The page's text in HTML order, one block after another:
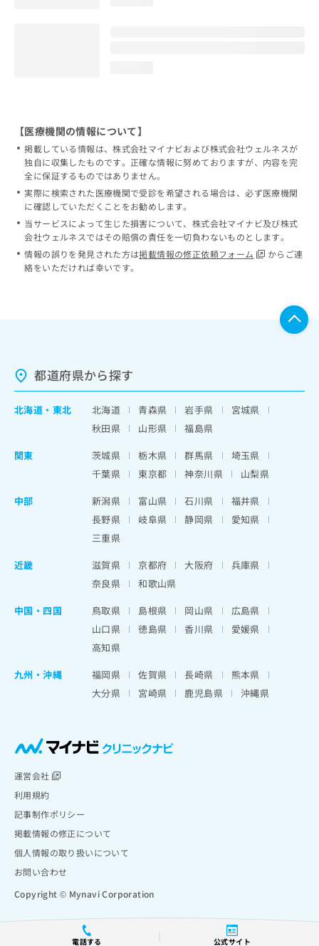
電話する 公式サイト
【医療機関の情報について】
掲載している情報は、株式会社マイナビおよび株式会社ウェルネスが
独自に収集したものです。正確な情報に努めておりますが、内容を完
全に保証するものではありません。
実際に検索された医療機関で受診を希望される場合は、必ず医療機関
に確認していただくことをお勧めします。
当サービスによって生じた損害について、株式会社マイナビ及び株式
会社ウェルネスではその賠償の責任を一切負わないものとします。
情報の誤りを発見された方は掲載情報の修正依頼フォーム
からご連
絡をいただければ幸いです。
都道府県から探す
北海道 ・ 東北 北海道 青森県 岩手県
宮城県
秋田県
山形県
福島県
関東
茨城県 栃木県 群馬県
埼玉県
千葉県
東京都 神奈川県
山梨県
中部
新潟県 富山県 石川県
福井県
長野県
岐阜県 静岡県
愛知県
三重県
近畿
滋賀県 京都府 大阪府
兵庫県
奈良県
和歌山県
中国・四国
鳥取県 島根県 岡山県
広島県
山口県
徳島県 香川県
愛媛県
高知県
九州・沖縄
福岡県 佐賀県 長崎県
熊本県
大分県
宮崎県 鹿児島県 沖縄県
運営会社
利用規約
記事制作ポリシー
掲載情報の修正について
個人情報の取り扱いについて
お問い合わせ
Copyright © Mynavi Corporation